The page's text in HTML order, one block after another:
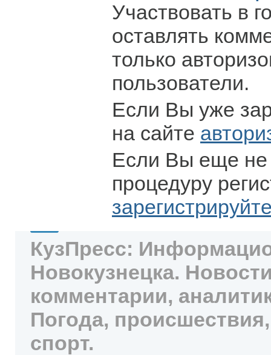
Участвовать в
оставлять
только
пользователи.
Если Вы уже
на сайте
Если Вы еще не
процедуру
КузПресс:
Новокузнецка.
комментарии,
Погода,
спорт.